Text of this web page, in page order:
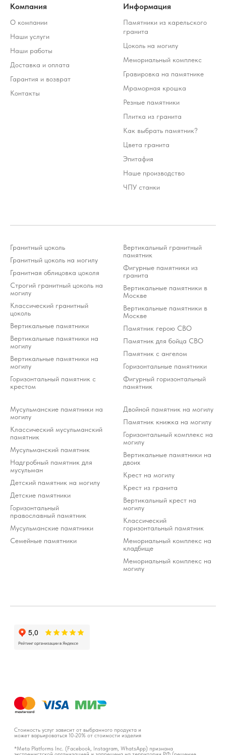
Компания
О компании
Наши услуги
Наши работы
Доставка и оплата
Гарантия и возврат
Контакты
Информация
Памятники из карельского
гранита
Цоколь на могилу
Мемориальный комплекс
Гравировка на памятнике
Мраморная крошка
Резные памятники
Плитка из гранита
Как выбрать памятник?
Цвета гранита
Эпитафия
Наше производство
ЧПУ станки
Гранитный цоколь
Гранитный цоколь на могилу
Гранитная облицовка цоколя
Строгий гранитный цоколь на
могилу
Классический гранитный
цоколь
Вертикальные памятники
Вертикальные памятники на
могилу
Вертикальные памятники на
могилу
Горизонтальный памятник с
крестом
Вертикальный гранитный
памятник
Фигурные памятники из
гранита
Вертикальные памятники в
Москве
Вертикальные памятники в
Москве
Памятник герою СВО
Памятник для бойца СВО
Памятник с ангелом
Горизонтальные памятники
Фигурный горизонтальный
памятник
Мусульманские памятники на
могилу
Классический мусульманский
памятник
Мусульманский памятник
Надгробный памятник для
мусульман
Детский памятник на могилу
Детские памятники
Горизонтальный
православный памятник
Мусульманские памятники
Семейные памятники
Двойной памятник на могилу
Памятник книжка на могилу
Горизонтальный комплекс на
могилу
Вертикальные памятники на
двоих
Крест на могилу
Крест из гранита
Вертикальный крест на
могилу
Классический
горизонтальный памятник
Мемориальный комплекс на
кладбище
Мемориальный комплекс на
могилу
Политика конфиденциальности
Стоимость услуг зависит от выбранного продукта и
может варьироваться 10-20% от стоимости изделия
*Meta Platforms Inc. (Facebook, Instagram, WhatsApp) признана
Тверского районного суда г. Москвы от 21.03.2022 г.). Оператор осуждает
деятельность Meta, но использует WhatsApp исключительно по выбору
клиента.